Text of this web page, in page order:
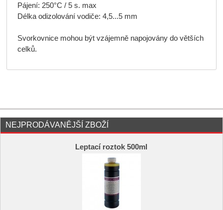
Pájení: 250°C / 5 s. max
Délka odizolování vodiče: 4,5...5 mm
Svorkovnice mohou být vzájemně napojovány do větších
celků.
NEJPRODÁVANĚJŠÍ ZBOŽÍ
Leptací roztok 500ml